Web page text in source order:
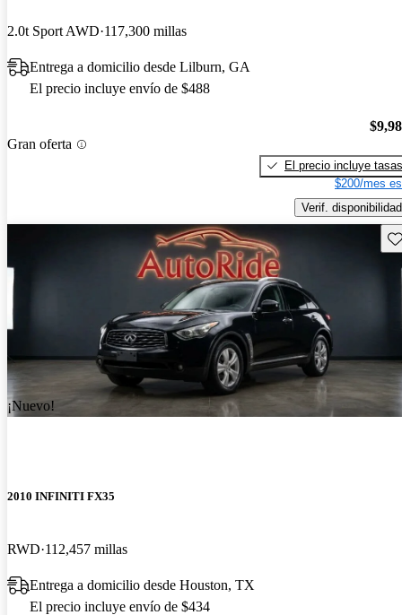
2.0t Sport AWD 117,300 millas
Entrega a domicilio desde Lilburn, GA
El precio incluye envío de $488
Gran oferta
El precio incluye tasas
$200/mes
Verif. disponibilidad
¡Nuevo!
2010 INFINITI FX35
RWD 112,457 millas
Entrega a domicilio desde Houston, TX
El precio incluye envío de $434